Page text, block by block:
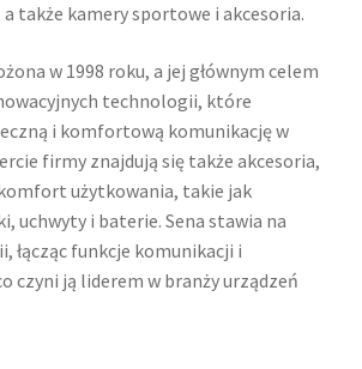
także kamery sportowe i akcesoria.
w 1998 roku, a jej głównym celem
technologii, które
i komfortową komunikację w
firmy znajdują się także akcesoria,
użytkowania, takie jak
uchwyty i baterie. Sena stawia na
łącząc funkcje komunikacji i
czyni ją liderem w branży urządzeń